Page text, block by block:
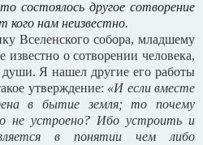
состоялось другое сотворение
кого нам неизвестно.
Вселенского собора, младшему
известно о сотворении человека,
Я нашел другие его работы
утверждение: «И если вместе
в бытие земля; то почему
не устроено? Ибо устроить и
в понятии чем либо